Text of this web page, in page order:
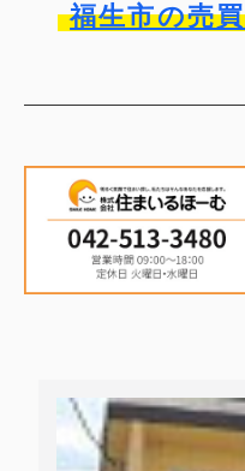
福生市の売